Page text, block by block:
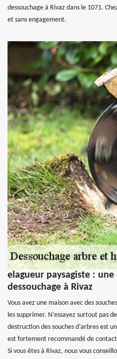
dessouchage à Rivaz dans le 1071.
et sans engagement.
elagueur paysagiste :
dessouchage à Rivaz
Vous avez une maison avec des
les supprimer. N’essayez surtout pas
destruction des souches d’arbres est
est fortement recommandé de
Si vous êtes à Rivaz, nous vous